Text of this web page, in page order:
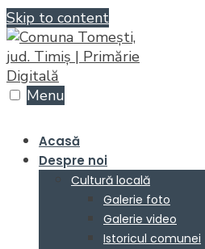
Skip to content
Menu
Acasă
Despre noi
Cultură locală
Galerie foto
Galerie video
Istoricul comunei